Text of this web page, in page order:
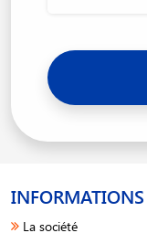
INFORMATIONS
La société